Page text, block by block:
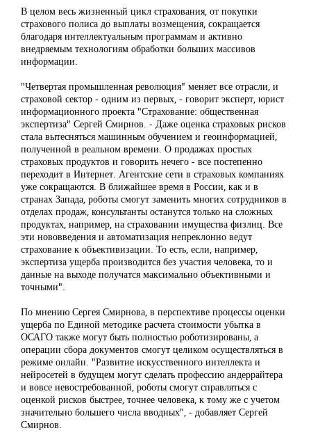
В целом весь жизненный цикл страхования, от покупки
страхового полиса до выплаты возмещения, сокращается
благодаря интеллектуальным программам и активно
внедряемым технологиям обработки больших массивов
информации.
"Четвертая промышленная революция" меняет все отрасли, и
страховой сектор - одним из первых, - говорит эксперт, юрист
информационного проекта "Страхование: общественная
экспертиза" Сергей Смирнов. - Даже оценка страховых рисков
стала вытесняться машинным обучением и геоинформацией,
полученной в реальном времени. О продажах простых
страховых продуктов и говорить нечего - все постепенно
переходит в Интернет. Агентские сети в страховых компаниях
уже сокращаются. В ближайшее время в России, как и в
странах Запада, роботы смогут заменить многих сотрудников в
отделах продаж, консультанты останутся только на сложных
продуктах, например, на страховании имущества физлиц. Все
эти нововведения и автоматизация непреклонно ведут
страхование к объективизации. То есть, если, например,
экспертиза ущерба производится без участия человека, то и
данные на выходе получатся максимально объективными и
точными".
По мнению Сергея Смирнова, в перспективе процессы оценки
ущерба по Единой методике расчета стоимости убытка в
ОСАГО также могут быть полностью роботизированы, а
операции сбора документов смогут целиком осуществляться в
режиме онлайн. "Развитие искусственного интеллекта и
нейросетей в будущем могут сделать профессию андеррайтера
и вовсе невостребованной, роботы смогут справляться с
оценкой рисков быстрее, точнее человека, к тому же с учетом
значительно большего числа вводных", - добавляет Сергей
Смирнов.